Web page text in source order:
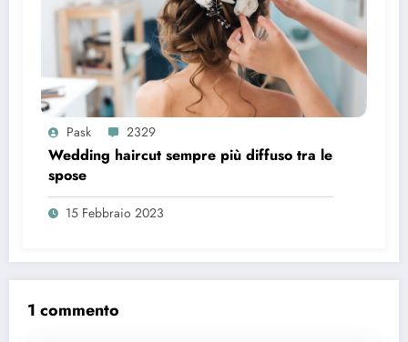
Pask 2329
Wedding haircut sempre più diffuso tra le
spose
15 Febbraio 2023
1 commento